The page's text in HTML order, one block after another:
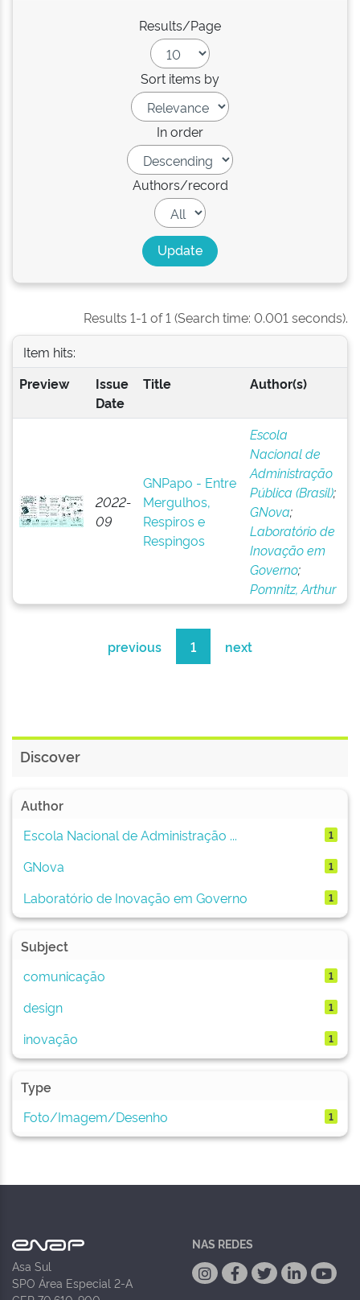
Results/Page
Sort items by
In order
Authors/record
Results 1-1 of 1 (Search time: 0.001 seconds).
Item hits:
Preview
Issue
Date
Title Author(s)
2022-
09
GNPapo - Entre
Mergulhos,
Respiros e
Respingos
Escola
Nacional de
Administração
Pública (Brasil);
GNova;
Laboratório de
Inovação em
Governo;
Pomnitz, Arthur
previous 1 next
Discover
Author
Escola Nacional de Administração ...
1
GNova 1
Laboratório de Inovação em Governo 1
Subject
comunicação
1
design 1
inovação 1
Type
Foto/Imagem/Desenho
1
Asa Sul
SPO Área Especial 2-A
NAS REDES